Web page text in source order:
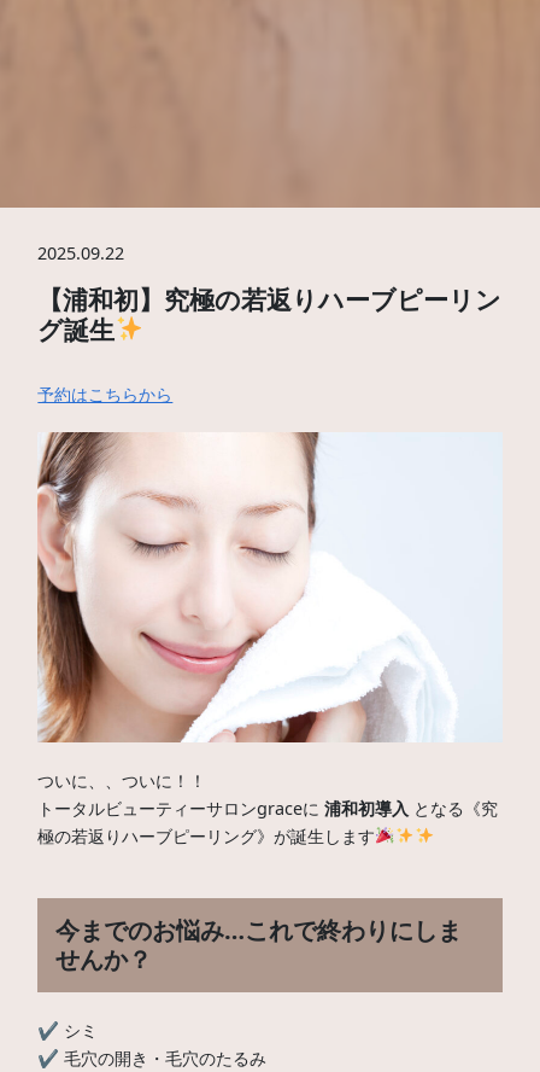
2025.09.22
【浦和初】究極の若返りハーブピーリン
グ誕生
予約はこちらから
ついに、、ついに！！
トータルビューティーサロンgraceに浦和初導入 となる《究
極の若返りハーブピーリング》が誕生します
今までのお悩み…これで終わりにしま
せんか？
✔ シミ
✔ 毛穴の開き・毛穴のたるみ